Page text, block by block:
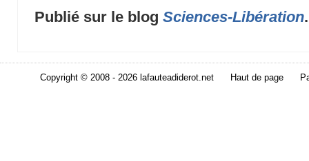
Publié sur le blogSciences-Libération
Copyright © 2008 - 2026 lafauteadiderot.net Haut de page